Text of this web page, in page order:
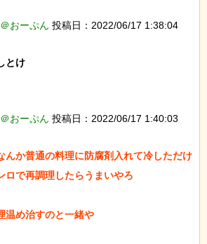
おーぷん 投稿日：2022/06/17 1:38:04
とけ
おーぷん 投稿日：2022/06/17 1:40:03
んか普通の料理に防腐剤入れて冷しただけ
ロで再調理したらうまいやろ
温め治すのと一緒や